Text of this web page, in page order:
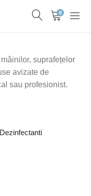
0
suprafețelor
avizate de
sau profesionist.
Dezinfectanti